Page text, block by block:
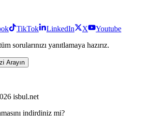
TikTok LinkedIn X
Youtube
sorularınızı yanıtlamaya hazırız.
Arayın
isbul.net
indirdiniz mi?